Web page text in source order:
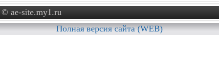
© ae-site.my1.ru
Полная версия сайта (WEB)